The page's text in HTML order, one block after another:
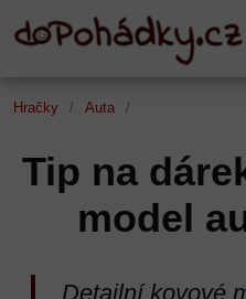
Hračky Auta
Tip na
model
Detailní kovové